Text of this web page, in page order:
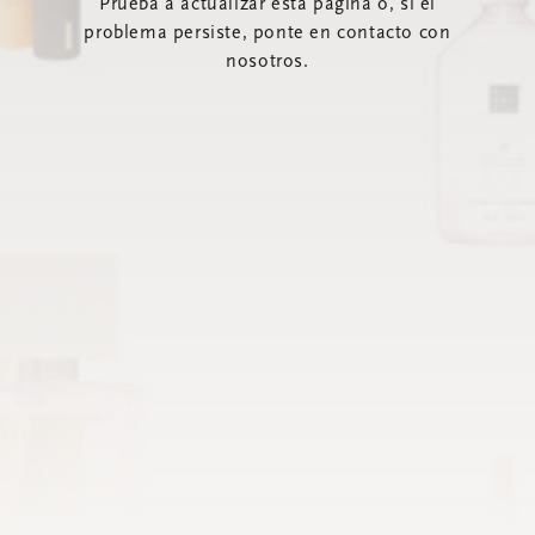
Prueba a actualizar esta página o, si el
problema persiste, ponte en contacto con
nosotros.